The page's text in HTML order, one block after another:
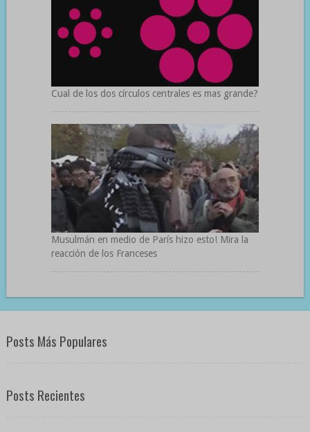
Cual de los dos círculos centrales es mas grande?
Musulmán en medio de París hizo esto! Mira la
reacción de los Franceses
Posts Más Populares
Posts Recientes